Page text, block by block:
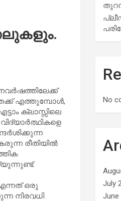
എത്തുമ്പോൾ,
ക്ലാസ്സിലെ
രീതിയിൽ
ഒരു
നിരവധി
No
July
June